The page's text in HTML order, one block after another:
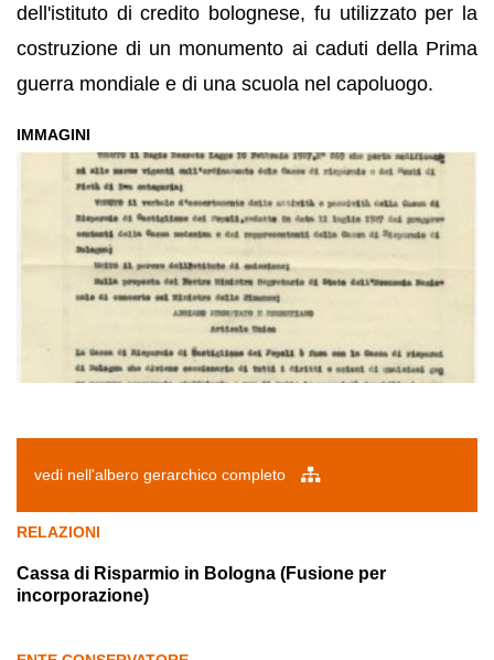
dell'istituto di credito bolognese, fu utilizzato per la
costruzione di un monumento ai caduti della Prima
guerra mondiale e di una scuola nel capoluogo.
IMMAGINI
vedi nell'albero gerarchico completo
RELAZIONI
Cassa di Risparmio in Bologna (Fusione per
incorporazione)